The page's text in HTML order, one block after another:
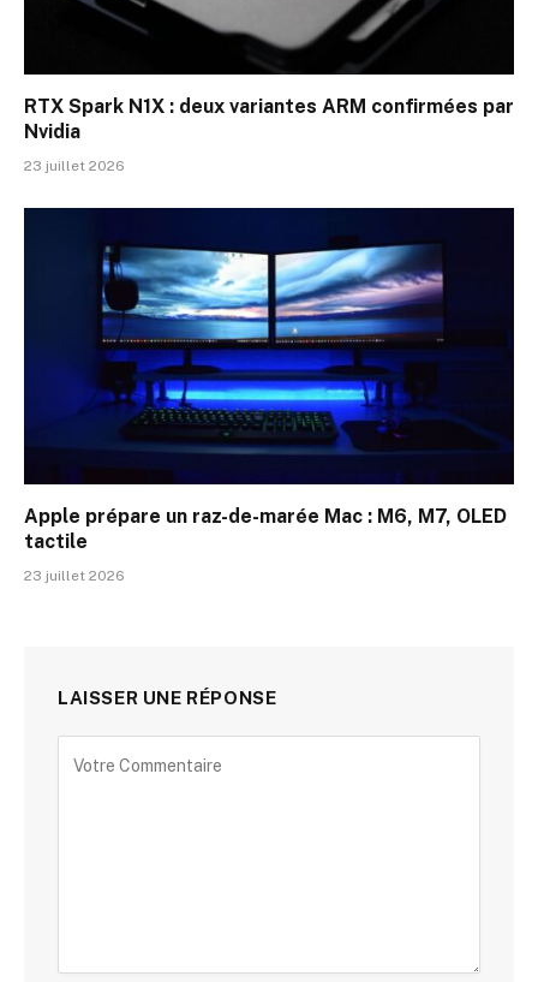
RTX Spark N1X : deux variantes ARM confirmées par
Nvidia
23 juillet 2026
Apple prépare un raz-de-marée Mac : M6, M7, OLED
tactile
23 juillet 2026
LAISSER UNE RÉPONSE